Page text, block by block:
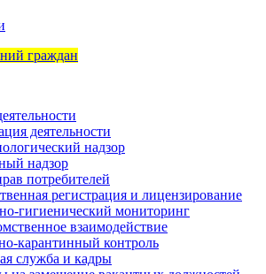
граждан
деятельности
надзор
надзор
потребителей
регистрация и лицензирование
гигиенический мониторинг
взаимодействие
карантинный контроль
служба и кадры